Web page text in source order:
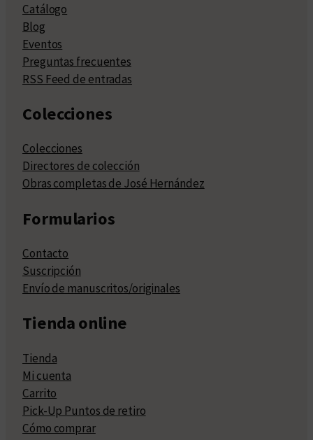
Catálogo
Blog
Eventos
Preguntas frecuentes
RSS Feed de entradas
Colecciones
Colecciones
Directores de colección
Obras completas de José Hernández
Formularios
Contacto
Suscripción
Envío de manuscritos/originales
Tienda online
Tienda
Mi cuenta
Carrito
Pick-Up Puntos de retiro
Cómo comprar